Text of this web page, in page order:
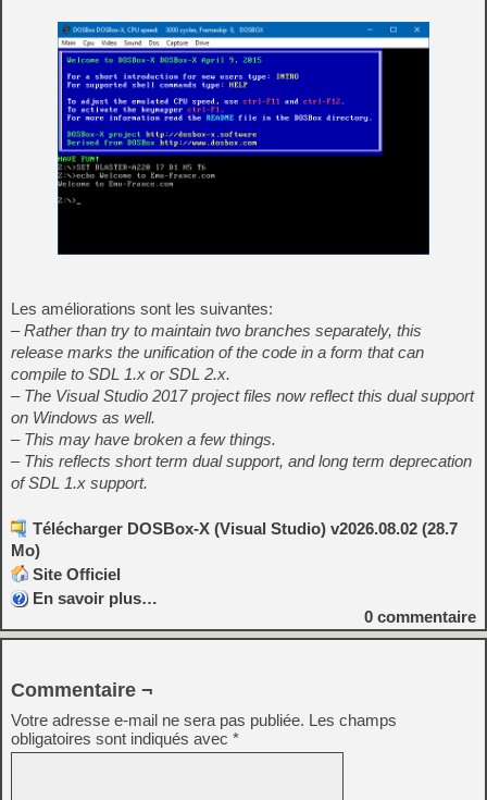
Les améliorations sont les suivantes:
– Rather than try to maintain two branches separately, this
release marks the unification of the code in a form that can
compile to SDL 1.x or SDL 2.x.
– The Visual Studio 2017 project files now reflect this dual support
on Windows as well.
– This may have broken a few things.
– This reflects short term dual support, and long term deprecation
of SDL 1.x support.
Télécharger DOSBox-X (Visual Studio) v2026.08.02 (28.7
Mo)
Site Officiel
En savoir plus…
0 commentaire
Commentaire ¬
Votre adresse e-mail ne sera pas publiée. Les champs
obligatoires sont indiqués avec *